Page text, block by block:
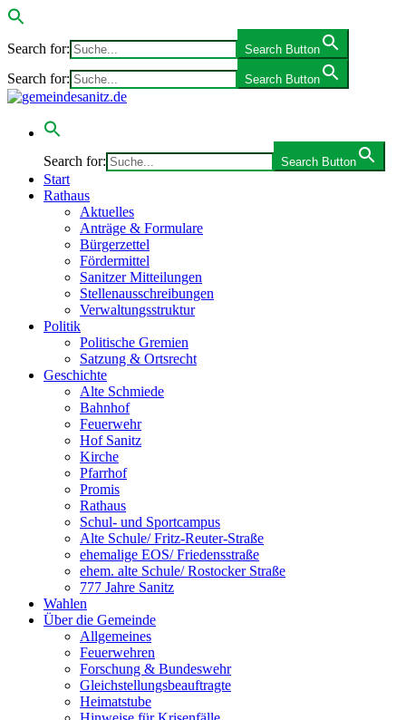
Search for: Search Button
Search for: Search Button
Search for: Search Button
Start
Rathaus
Aktuelles
Anträge & Formulare
Bürgerzettel
Fördermittel
Sanitzer Mitteilungen
Stellenausschreibungen
Verwaltungsstruktur
Politik
Politische Gremien
Satzung & Ortsrecht
Geschichte
Alte Schmiede
Bahnhof
Feuerwehr
Hof Sanitz
Kirche
Pfarrhof
Promis
Rathaus
Schul- und Sportcampus
Alte Schule/ Fritz-Reuter-Straße
ehemalige EOS/ Friedensstraße
ehem. alte Schule/ Rostocker Straße
777 Jahre Sanitz
Wahlen
Über die Gemeinde
Allgemeines
Feuerwehren
Forschung & Bundeswehr
Gleichstellungsbeauftragte
Heimatstube